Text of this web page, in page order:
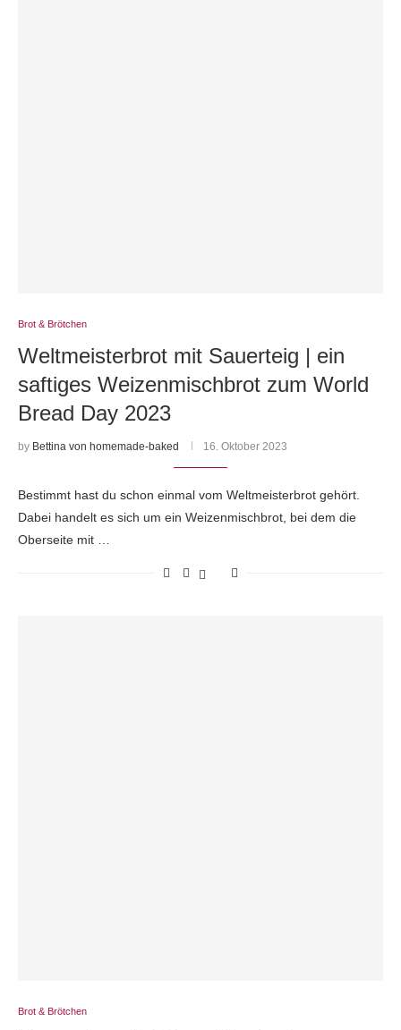
Brot & Brötchen
Weltmeisterbrot mit Sauerteig | ein
saftiges Weizenmischbrot zum World
Bread Day 2023
by Bettina von homemade-baked 16. Oktober 2023
Bestimmt hast du schon einmal vom Weltmeisterbrot gehört.
Dabei handelt es sich um ein Weizenmischbrot, bei dem die
Oberseite mit …
Brot & Brötchen